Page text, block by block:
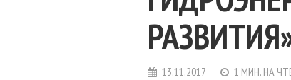
13.11.2017 1 МИН. НА